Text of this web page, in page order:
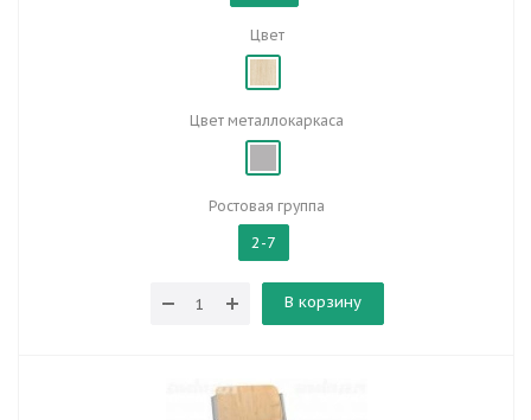
Цвет
Цвет металлокаркаса
Ростовая группа
2-7
В корзину